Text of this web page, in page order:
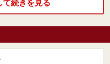
て続きを見る